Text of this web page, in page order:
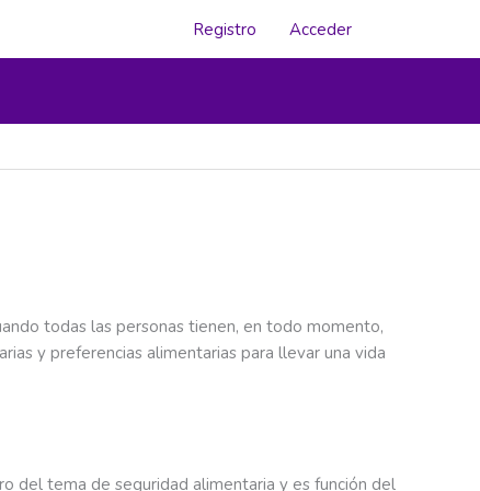
Registro Acceder
todas las personas tienen, en todo momento,
y preferencias alimentarias para llevar una vida
del tema de seguridad alimentaria y es función del